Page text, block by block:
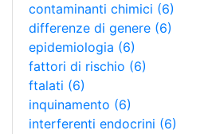
contaminanti chimici (6)
differenze di genere (6)
epidemiologia (6)
fattori di rischio (6)
ftalati (6)
inquinamento (6)
interferenti endocrini (6)